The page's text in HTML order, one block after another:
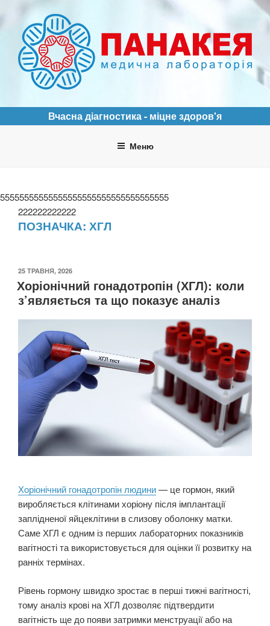
вмісту
ПАНАКЕЯ
Вчасна діагностика - міцне здоров'я
Меню
55555555555555555555555555555555555
222222222222
ПОЗНАЧКА: ХГЛ
ОПУБЛІКОВАНО
25 ТРАВНЯ, 2026
Хоріонічний гонадотропін (ХГЛ): коли
з’являється та що показує аналіз
Хоріонічний гонадотропін людини— це гормон, який
виробляється клітинами хоріону після імплантації
заплідненої яйцеклітини в слизову оболонку матки.
Саме ХГЛ є одним із перших лабораторних показників
вагітності та використовується для оцінки її розвитку на
ранніх термінах.
Рівень гормону швидко зростає в перші тижні вагітності,
тому аналіз крові на ХГЛ дозволяє підтвердити
вагітність ще до появи затримки менструації або на